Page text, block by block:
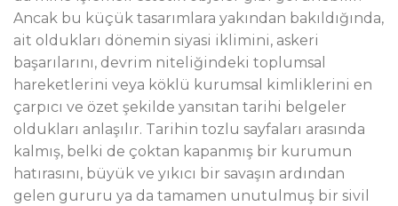
Ancak bu küçük tasarımlara yakından bakıldığında,
ait oldukları dönemin siyasi iklimini, askeri
başarılarını, devrim niteliğindeki toplumsal
hareketlerini veya köklü kurumsal kimliklerini en
çarpıcı ve özet şekilde yansıtan tarihi belgeler
oldukları anlaşılır. Tarihin tozlu sayfaları arasında
kalmış, belki de çoktan kapanmış bir kurumun
hatırasını, büyük ve yıkıcı bir savaşın ardından
gelen gururu ya da tamamen unutulmuş bir sivil